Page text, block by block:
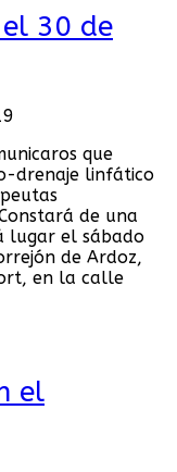
30 de
que
drenaje linfático
de una
lugar el sábado
de Ardoz,
en la calle
el